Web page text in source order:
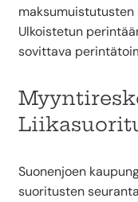
Ulkoistetun
sovittava
Suonenjoen
suoritusten